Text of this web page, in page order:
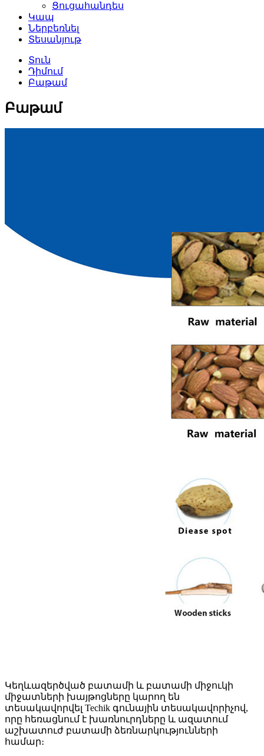
Ցուցահանդես
Կապ
Ներբեռնել
Տեսանյութ
Տուն
Դիմում
Բաթամ
Բաթամ
Կեղևազերծված բատամի և բատամի միջուկի
միջատների խայթոցները կարող են
տեսակավորվել Techik գունային տեսակավորիչով,
որը հեռացնում է խառնուրդները և ազատում
աշխատուժ բատամի ձեռնարկությունների
համար։